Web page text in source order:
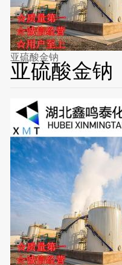
亚硫酸金钠
亚硫酸金钠